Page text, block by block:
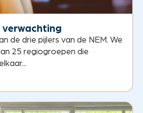
de drie pijlers van de NEM. We
25 regiogroepen die